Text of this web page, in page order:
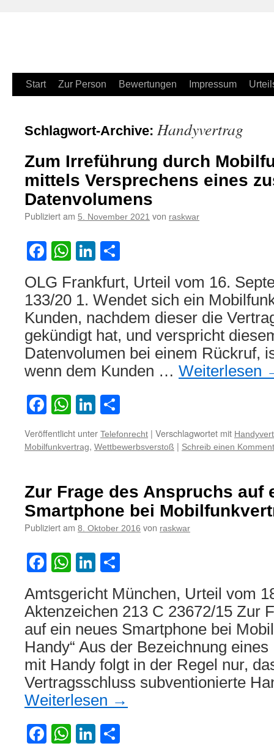
Zum
springen
Start Zur Person Bewertungen Impressum
Schlagwort-Archive: Handyvertrag
Zum Irreführung durch
mittels Versprechens eines
Datenvolumens
Publiziert am 5. November 2021 von raskwar
Facebook
WhatsApp
LinkedIn
OLG Frankfurt, Urteil vom 16.
133/20 1. Wendet sich ein
Kunden, nachdem dieser die
gekündigt hat, und verspricht
Datenvolumen bei einem Rückruf,
wenn dem Kunden … Weiterlesen
Facebook
WhatsApp
LinkedIn
Veröffentlicht unter Telefonrecht | Verschlagwortet mit
Mobilfunkvertrag, Wettbewerbsverstoß | Schreib einen
Zur Frage des Anspruchs auf
Smartphone bei
Publiziert am 8. Oktober 2016 von raskwar
Facebook
WhatsApp
LinkedIn
Amtsgericht München, Urteil vom
Aktenzeichen 213 C 23672/15 Zur
auf ein neues Smartphone bei
Handy“ Aus der Bezeichnung
mit Handy folgt in der Regel nur,
Vertragsschluss subventionierte
Weiterlesen →
Facebook
WhatsApp
LinkedIn